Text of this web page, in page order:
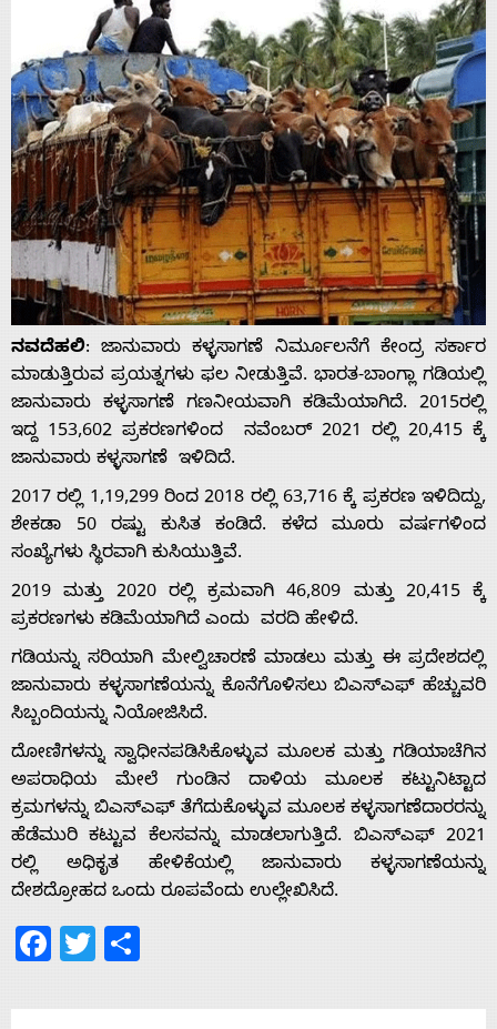
Home
About
Us
Advertise
With
ನವದೆಹಲಿ: ಜಾನುವಾರು ಕಳ್ಳಸಾಗಣೆ ನಿರ್ಮೂಲನೆಗೆ ಕೇಂದ್ರ ಸರ್ಕಾರ
ಮಾಡುತ್ತಿರುವ ಪ್ರಯತ್ನಗಳು ಫಲ ನೀಡುತ್ತಿವೆ. ಭಾರತ-ಬಾಂಗ್ಲಾ ಗಡಿಯಲ್ಲಿ
ಜಾನುವಾರು ಕಳ್ಳಸಾಗಣೆ ಗಣನೀಯವಾಗಿ ಕಡಿಮೆಯಾಗಿದೆ. 2015ರಲ್ಲಿ
ಇದ್ದ 153,602 ಪ್ರಕರಣಗಳಿಂದ ನವೆಂಬರ್ 2021 ರಲ್ಲಿ 20,415 ಕ್ಕೆ
ಜಾನುವಾರು ಕಳ್ಳಸಾಗಣೆ ಇಳಿದಿದೆ.
2017 ರಲ್ಲಿ 1,19,299 ರಿಂದ 2018 ರಲ್ಲಿ 63,716 ಕ್ಕೆ ಪ್ರಕರಣ ಇಳಿದಿದ್ದು,
ಶೇಕಡಾ 50 ರಷ್ಟು ಕುಸಿತ ಕಂಡಿದೆ. ಕಳೆದ ಮೂರು ವರ್ಷಗಳಿಂದ
ಸಂಖ್ಯೆಗಳು ಸ್ಥಿರವಾಗಿ ಕುಸಿಯುತ್ತಿವೆ.
2019 ಮತ್ತು 2020 ರಲ್ಲಿ ಕ್ರಮವಾಗಿ 46,809 ಮತ್ತು 20,415 ಕ್ಕೆ
ಪ್ರಕರಣಗಳು ಕಡಿಮೆಯಾಗಿದೆ ಎಂದು ವರದಿ ಹೇಳಿದೆ.
ಗಡಿಯನ್ನು ಸರಿಯಾಗಿ ಮೇಲ್ವಿಚಾರಣೆ ಮಾಡಲು ಮತ್ತು ಈ ಪ್ರದೇಶದಲ್ಲಿ
ಜಾನುವಾರು ಕಳ್ಳಸಾಗಣೆಯನ್ನು ಕೊನೆಗೊಳಿಸಲು ಬಿಎಸ್‌ಎಫ್ ಹೆಚ್ಚುವರಿ
ಸಿಬ್ಬಂದಿಯನ್ನು ನಿಯೋಜಿಸಿದೆ.
ದೋಣಿಗಳನ್ನು ಸ್ವಾಧೀನಪಡಿಸಿಕೊಳ್ಳುವ ಮೂಲಕ ಮತ್ತು ಗಡಿಯಾಚೆಗಿನ
ಅಪರಾಧಿಯ ಮೇಲೆ ಗುಂಡಿನ ದಾಳಿಯ ಮೂಲಕ ಕಟ್ಟುನಿಟ್ಟಾದ
ಕ್ರಮಗಳನ್ನು ಬಿಎಸ್‌‍ಎಫ್ ತೆಗೆದುಕೊಳ್ಳುವ ಮೂಲಕ ಕಳ್ಳಸಾಗಣೆದಾರರನ್ನು
ಹೆಡೆಮುರಿ ಕಟ್ಟುವ ಕೆಲಸವನ್ನು ಮಾಡಲಾಗುತ್ತಿದೆ. ಬಿಎಸ್ಎಫ್ 2021
ರಲ್ಲಿ ಅಧಿಕೃತ ಹೇಳಿಕೆಯಲ್ಲಿ ಜಾನುವಾರು ಕಳ್ಳಸಾಗಣೆಯನ್ನು
ದೇಶದ್ರೋಹದ ಒಂದು ರೂಪವೆಂದು ಉಲ್ಲೇಖಿಸಿದೆ.
Facebook
Twitter